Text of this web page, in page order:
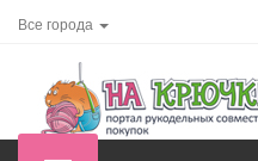
Все города